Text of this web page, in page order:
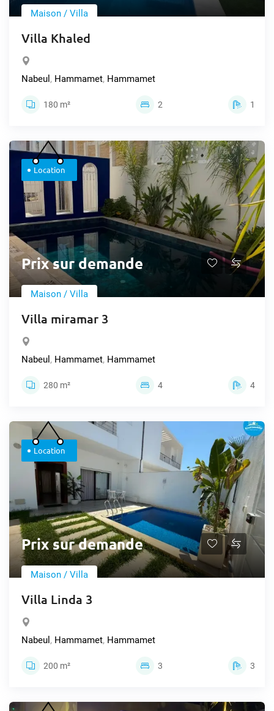
Maison / Villa
Villa Khaled
Nabeul , Hammamet, Hammamet
180 m² 2 1
Location
Prix sur demande
Maison / Villa
Villa miramar 3
Nabeul , Hammamet, Hammamet
280 m² 4 4
Location
Prix sur demande
Maison / Villa
Villa Linda 3
Nabeul , Hammamet, Hammamet
200 m² 3 3